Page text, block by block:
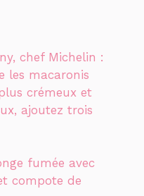
chef Michelin :
les macaronis
crémeux et
ajoutez trois
fumée avec
compote de